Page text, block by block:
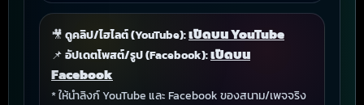
🎥ดูคลิป/ไฮไลต์ (YouTube):เปิดบน YouTube
📌อัปเดตโพสต์/รูป (Facebook):เปิดบน
Facebook
* ให้นำลิงก์ YouTube และ Facebook ของสนาม/เพจจริง